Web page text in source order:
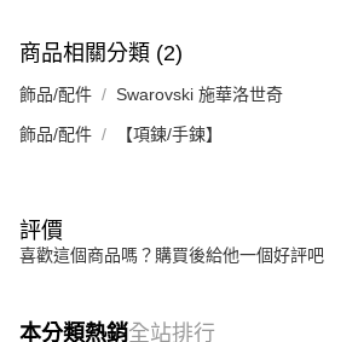
商品相關分類 (2)
飾品/配件 Swarovski 施華洛世奇
飾品/配件 【項鍊/手鍊】
評價
喜歡這個商品嗎？購買後給他一個好評吧
本分類熱銷全站排行